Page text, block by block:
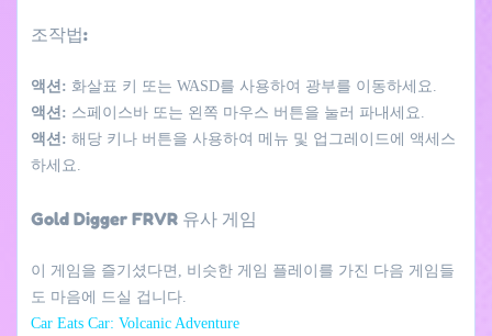
조작법:
액션: 화살표 키 또는 WASD를 사용하여 광부를 이동하세요.
액션: 스페이스바 또는 왼쪽 마우스 버튼을 눌러 파내세요.
액션: 해당 키나 버튼을 사용하여 메뉴 및 업그레이드에 액세스
하세요.
Gold Digger FRVR 유사 게임
이 게임을 즐기셨다면, 비슷한 게임 플레이를 가진 다음 게임들
도 마음에 드실 겁니다.
Car Eats Car: Volcanic Adventure